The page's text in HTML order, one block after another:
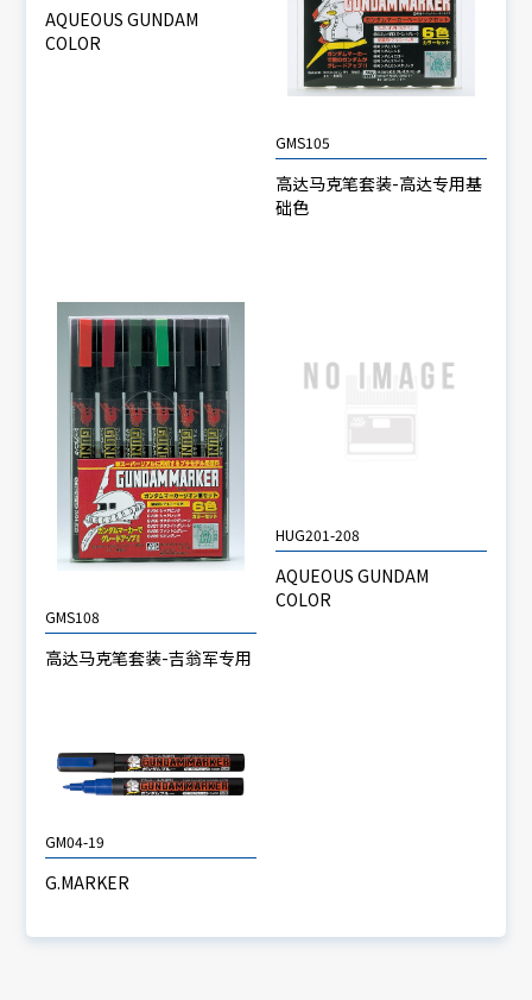
AQUEOUS GUNDAM
COLOR
GMS105
高达马克笔套装-高达专用基
础色
GMS108
高达马克笔套装-吉翁军专用
HUG201-208
AQUEOUS GUNDAM
COLOR
GM04-19
G.MARKER